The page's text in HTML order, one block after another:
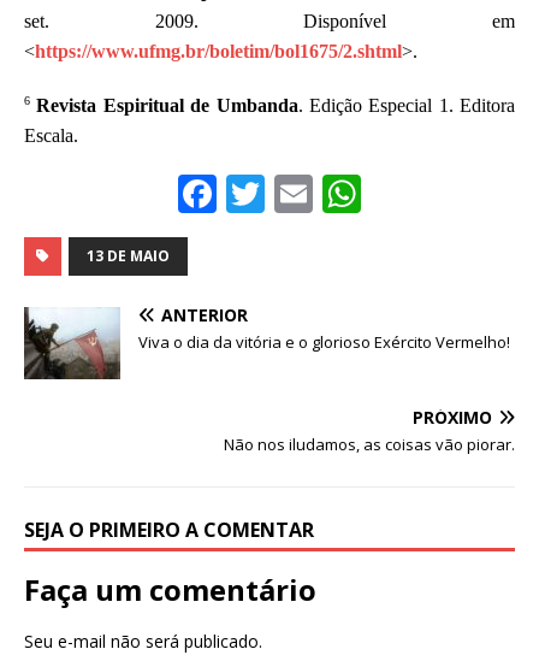
set. 2009. Disponível em
<https://www.ufmg.br/boletim/bol1675/2.shtml>.
6 Revista Espiritual de Umbanda. Edição Especial 1. Editora
Escala.
F
e
b
k
T
r
E
A
13 DE MAIO
ANTERIOR
Viva o dia da vitória e o glorioso Exército Vermelho!
PRÓXIMO
Não nos iludamos, as coisas vão piorar.
SEJA O PRIMEIRO A COMENTAR
Faça um comentário
Seu e-mail não será publicado.